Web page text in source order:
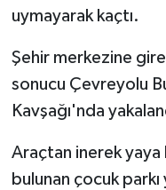
uymayarak kaçtı.
Şehir merkezine
sonucu Çevreyolu
Kavşağı'nda
Araçtan inerek yaya
bulunan çocuk parkı
Sungurlu
Uğurludağ
Sağlık